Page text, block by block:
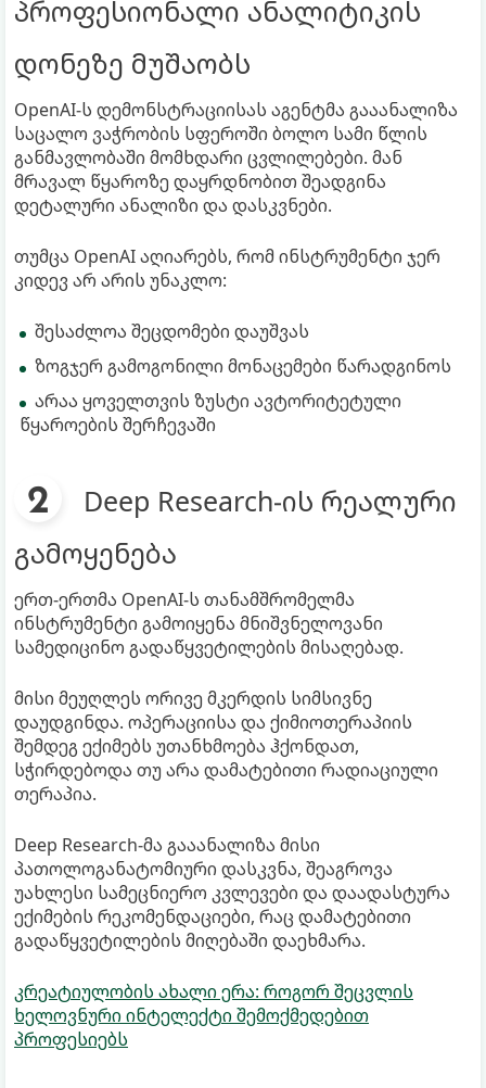
პროფესიონალი ანალიტიკის
დონეზე მუშაობს
OpenAI-ს დემონსტრაციისას აგენტმა გააანალიზა
საცალო ვაჭრობის სფეროში ბოლო სამი წლის
განმავლობაში მომხდარი ცვლილებები. მან
მრავალ წყაროზე დაყრდნობით შეადგინა
დეტალური ანალიზი და დასკვნები.
თუმცა OpenAI აღიარებს, რომ ინსტრუმენტი ჯერ
კიდევ არ არის უნაკლო:
შესაძლოა შეცდომები დაუშვას
ზოგჯერ გამოგონილი მონაცემები წარადგინოს
არაა ყოველთვის ზუსტი ავტორიტეტული
წყაროების შერჩევაში
Deep Research-ის რეალური
გამოყენება
ერთ-ერთმა OpenAI-ს თანამშრომელმა
ინსტრუმენტი გამოიყენა მნიშვნელოვანი
სამედიცინო გადაწყვეტილების მისაღებად.
მისი მეუღლეს ორივე მკერდის სიმსივნე
დაუდგინდა. ოპერაციისა და ქიმიოთერაპიის
შემდეგ ექიმებს უთანხმოება ჰქონდათ,
სჭირდებოდა თუ არა დამატებითი რადიაციული
თერაპია.
Deep Research-მა გააანალიზა მისი
პათოლოგანატომიური დასკვნა, შეაგროვა
უახლესი სამეცნიერო კვლევები და დაადასტურა
ექიმების რეკომენდაციები, რაც დამატებითი
გადაწყვეტილების მიღებაში დაეხმარა.
კრეატიულობის ახალი ერა: როგორ შეცვლის
ხელოვნური ინტელექტი შემოქმედებით
პროფესიებს